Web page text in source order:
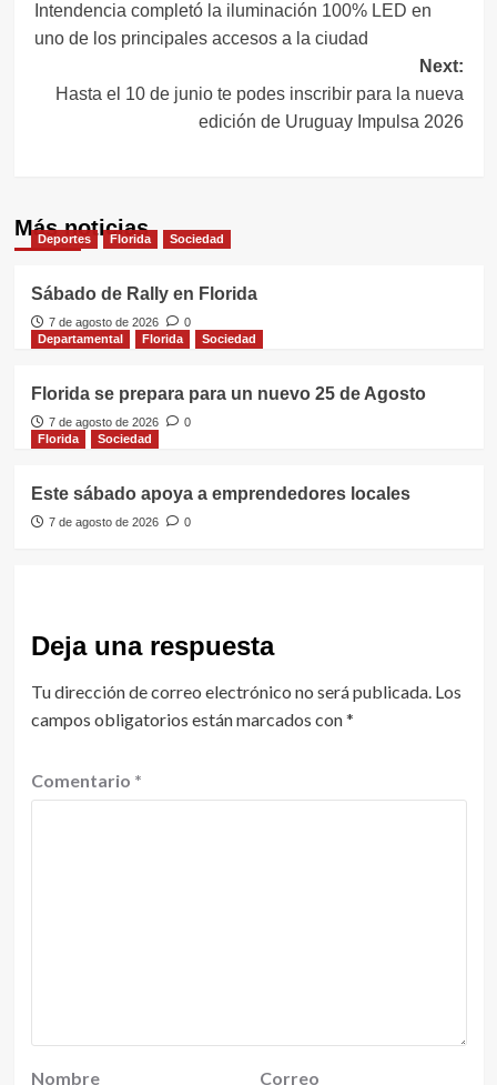
de
entradas
Intendencia completó la iluminación 100% LED en
uno de los principales accesos a la ciudad
Next:
Hasta el 10 de junio te podes inscribir para la nueva
edición de Uruguay Impulsa 2026
Más noticias
Deportes Florida Sociedad
Sábado de Rally en Florida
7 de agosto de 2026
0
Departamental
Florida Sociedad
Florida se prepara para un nuevo 25 de Agosto
7 de agosto de 2026
0
Florida
Sociedad
Este sábado apoya a emprendedores locales
7 de agosto de 2026 0
Deja una respuesta
Tu dirección de correo electrónico no será publicada. Los
campos obligatorios están marcados con*
Comentario *
Nombre Correo